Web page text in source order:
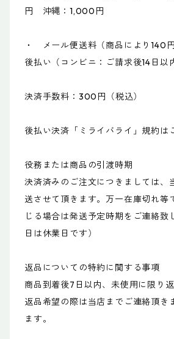
円 沖縄：1,000円
・ メール便送料（商品により140
後払い（コンビニ：ご請求後14日以
決済手数料：300円（税込）
後払い決済「ミライバライ」規約は
役務または商品の引渡時期
決済済みのご注文につきましては、
送させて頂きます。万一在庫切れ等
じる場合は発送予定時期をご連絡致
日は休業日です）
返品についての特約に関する事項
商品到着後7日以内、未使用に限り返
返品希望の際は当店までご連絡頂き
ます。